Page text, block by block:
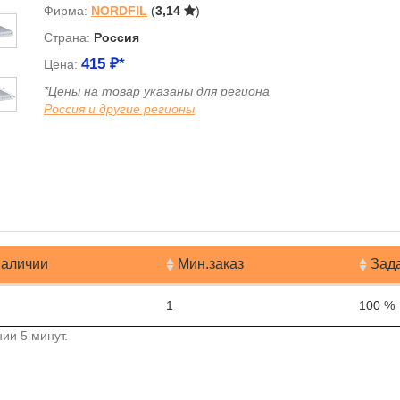
Фирма: NORDFIL (3,14
)
Страна: Россия
Цена: 415 ₽*
*Цены на товар указаны для региона
Россия и другие регионы
Мин.заказ
1 100 %
5 минут.